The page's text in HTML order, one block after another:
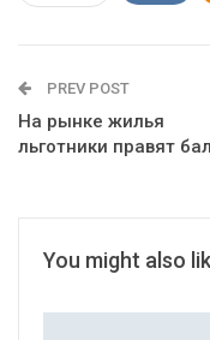
PREV POST
На рынке жилья
льготники правят бал
You might also